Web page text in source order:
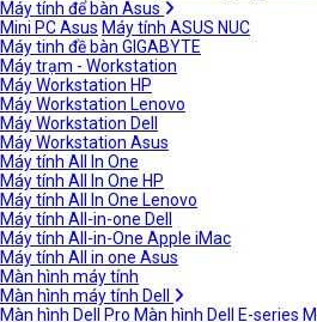
Máy tính để bàn Asus
Mini PC Asus Máy tính ASUS NUC
Máy tinh đề bàn GIGABYTE
Máy trạm - Workstation
Máy Workstation HP
Máy Workstation Lenovo
Máy Workstation Dell
Máy Workstation Asus
Máy tính All In One
Máy tính All In One HP
Máy tính All In One Lenovo
Máy tính All-in-one Dell
Máy tính All-in-One Apple iMac
Máy tính All in one Asus
Màn hình máy tính
Màn hình máy tính Dell
Màn hình Dell Pro Màn hình Dell E-series